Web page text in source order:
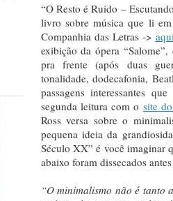
“O Resto é Ruído –
livro sobre música que li
Companhia das Letras ->
exibição da ópera
pra frente (após duas
tonalidade, dodecafonia,
passagens interessantes
segunda leitura com o site
Ross versa sobre o
pequena ideia da
Século XX” é você imaginar
abaixo foram dissecados
“O minimalismo não é tanto